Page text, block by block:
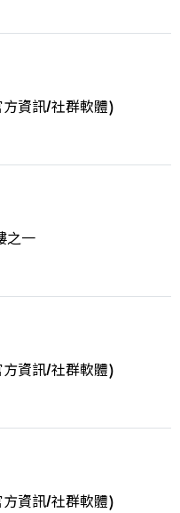
資訊/社群軟體)
之一
資訊/社群軟體)
資訊/社群軟體)